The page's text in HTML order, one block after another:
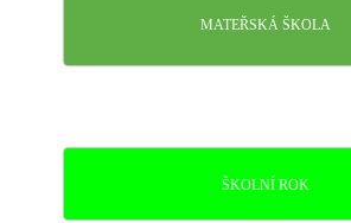
MATEŘSKÁ ŠKOLA
ŠKOLNÍ ROK